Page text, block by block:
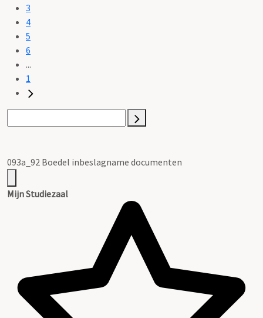
3
4
5
6
...
1
093a_92 Boedel inbeslagname documenten
Mijn Studiezaal